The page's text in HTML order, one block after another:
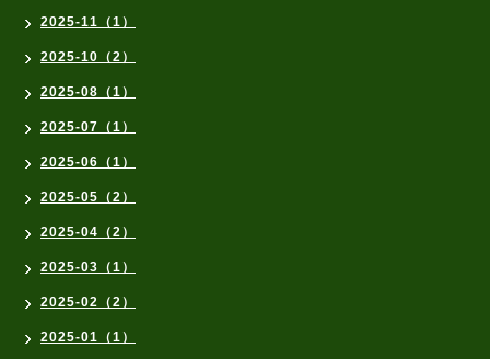
2025-11（1）
2025-10（2）
2025-08（1）
2025-07（1）
2025-06（1）
2025-05（2）
2025-04（2）
2025-03（1）
2025-02（2）
2025-01（1）